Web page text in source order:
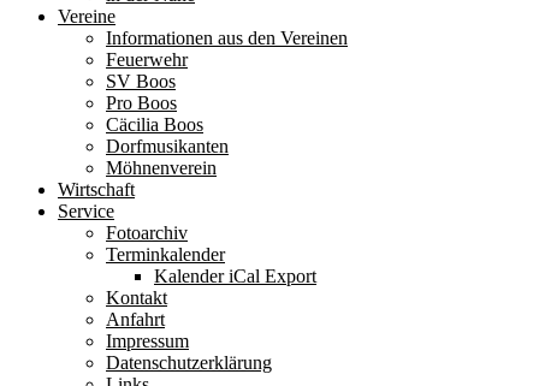
Vereine
Informationen aus den Vereinen
Feuerwehr
SV Boos
Pro Boos
Cäcilia Boos
Dorfmusikanten
Möhnenverein
Wirtschaft
Service
Fotoarchiv
Terminkalender
Kalender iCal Export
Kontakt
Anfahrt
Impressum
Datenschutzerklärung